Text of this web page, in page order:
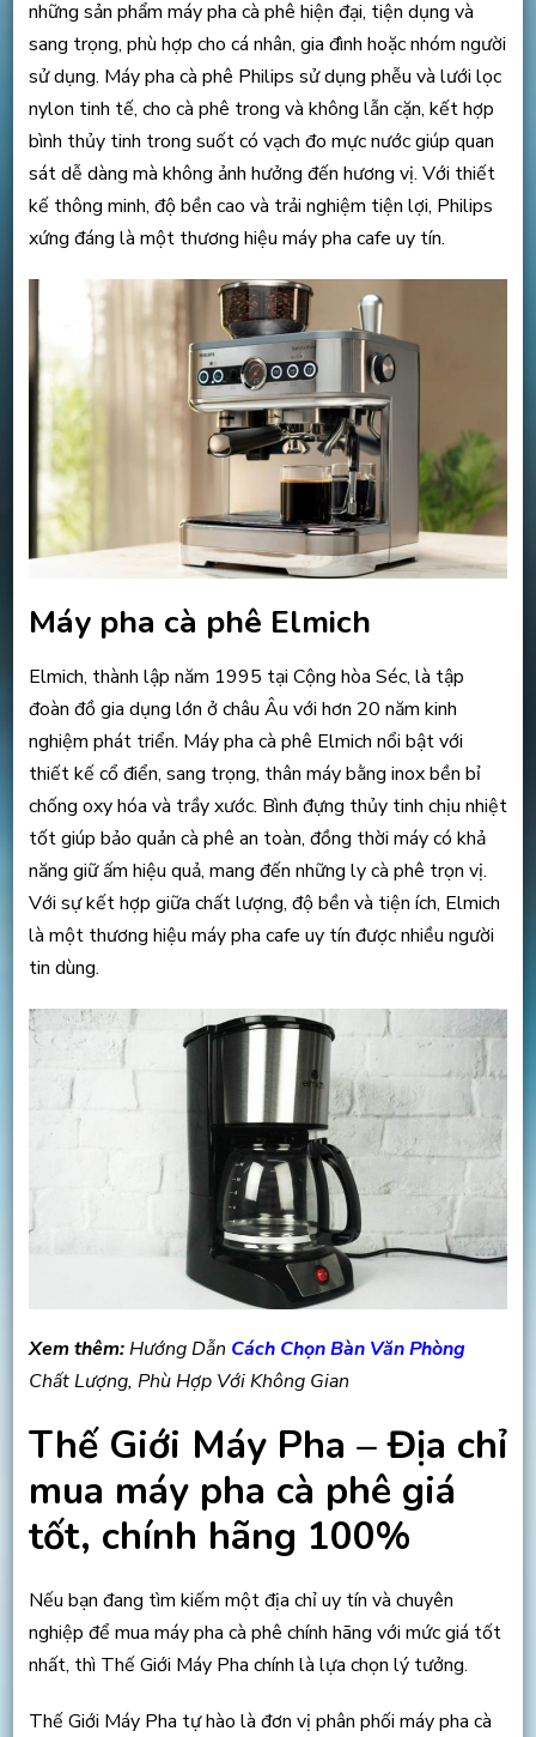
những sản phẩm máy pha cà phê hiện đại, tiện dụng và
sang trọng, phù hợp cho cá nhân, gia đình hoặc nhóm người
sử dụng. Máy pha cà phê Philips sử dụng phễu và lưới lọc
nylon tinh tế, cho cà phê trong và không lẫn cặn, kết hợp
bình thủy tinh trong suốt có vạch đo mực nước giúp quan
sát dễ dàng mà không ảnh hưởng đến hương vị. Với thiết
kế thông minh, độ bền cao và trải nghiệm tiện lợi, Philips
xứng đáng là một thương hiệu máy pha cafe uy tín.
Máy pha cà phê Elmich
Elmich, thành lập năm 1995 tại Cộng hòa Séc, là tập
đoàn đồ gia dụng lớn ở châu Âu với hơn 20 năm kinh
nghiệm phát triển. Máy pha cà phê Elmich nổi bật với
thiết kế cổ điển, sang trọng, thân máy bằng inox bền bỉ
chống oxy hóa và trầy xước. Bình đựng thủy tinh chịu nhiệt
tốt giúp bảo quản cà phê an toàn, đồng thời máy có khả
năng giữ ấm hiệu quả, mang đến những ly cà phê trọn vị.
Với sự kết hợp giữa chất lượng, độ bền và tiện ích, Elmich
là một thương hiệu máy pha cafe uy tín được nhiều người
tin dùng.
Xem thêm:Hướng Dẫn Cách Chọn Bàn Văn Phòng
Chất Lượng, Phù Hợp Với Không Gian
Thế Giới Máy Pha – Địa chỉ
mua máy pha cà phê giá
tốt, chính hãng 100%
Nếu bạn đang tìm kiếm một địa chỉ uy tín và chuyên
nghiệp để mua máy pha cà phê chính hãng với mức giá tốt
nhất, thì Thế Giới Máy Pha chính là lựa chọn lý tưởng.
Thế Giới Máy Pha tự hào là đơn vị phân phối máy pha cà